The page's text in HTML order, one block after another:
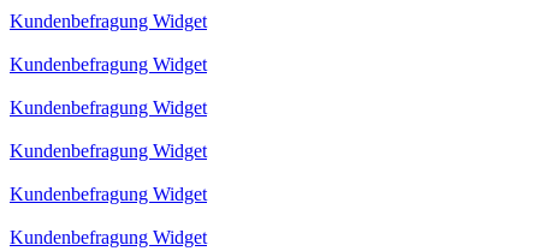
Kundenbefragung Widget
Kundenbefragung Widget
Kundenbefragung Widget
Kundenbefragung Widget
Kundenbefragung Widget
Kundenbefragung Widget